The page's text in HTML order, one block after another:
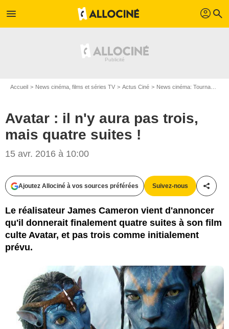
menu profil search
Accueil News cinéma, films et séries TV Actus Ciné News cinéma: Tournages
Avatar : il n'y aura pas trois,
mais quatre suites !
15 avr. 2016 à 10:00
Ajoutez Allociné à vos sources préférées Suivez-nous
Le réalisateur James Cameron vient d'annoncer
qu'il donnerait finalement quatre suites à son film
culte Avatar, et pas trois comme initialement
prévu.
Twentieth Century Fox France